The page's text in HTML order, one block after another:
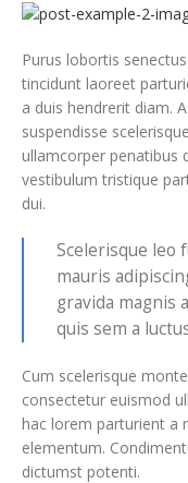
Purus lobortis
tincidunt laoreet
a duis hendrerit diam.
suspendisse
ullamcorper penatibus
vestibulum tristique
dui.
Scelerisque leo
mauris
gravida magnis
quis sem a
Cum scelerisque
consectetur euismod
hac lorem parturient a
elementum.
dictumst potenti.